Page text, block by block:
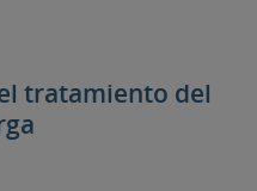
tratamiento del